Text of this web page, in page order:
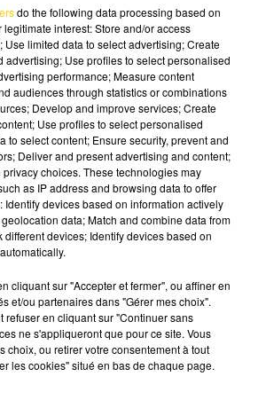
6 sec)
6 sec
À FIGEAC LE 12/05/26 À
AVEYRON NORD
do the following data processing based on
interest: Store and/or access
Use limited data to select advertising; Create
advertising; Use profiles to select personalised
performance; Measure content
audiences through statistics or combinations
Develop and improve services; Create
Use profiles to select personalised
to select content; Ensure security, prevent and
Deliver and present advertising and content;
choices. These technologies may
as IP address and browsing data to offer
devices based on information actively
data; Match and combine data from
different devices; Identify devices based on
cliquant sur "Accepter et fermer", ou affiner en
et/ou partenaires dans "Gérer mes choix".
refuser en cliquant sur "Continuer sans
ne s'appliqueront que pour ce site. Vous
choix, ou retirer votre consentement à tout
les cookies" situé en bas de chaque page.